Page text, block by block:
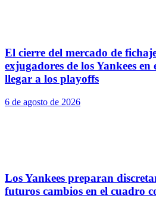
El cierre del mercado de
exjugadores de los Yankees
llegar a los playoffs
6 de agosto de 2026
Los Yankees preparan
futuros cambios en el cuadro